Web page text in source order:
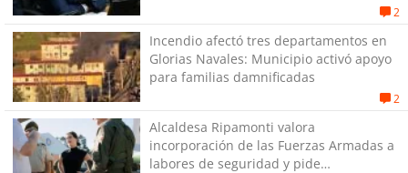
2
Incendio afectó tres departamentos en
Glorias Navales: Municipio activó apoyo
para familias damnificadas
2
Alcaldesa Ripamonti valora
incorporación de las Fuerzas Armadas a
labores de seguridad y pide